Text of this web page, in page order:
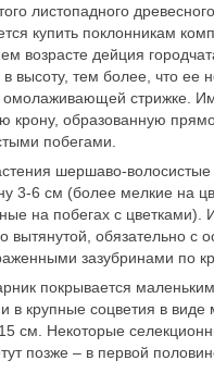
листопадного
купить поклонникам
возрасте дейция
высоту, тем более, что ее
омолаживающей стрижке.
крону, образованную
побегами.
шершаво-
3-6 см (более мелкие на
на побегах с цветками).
вытянутой, обязательно с
зазубринами по
покрывается
в крупные соцветия в виде
см. Некоторые
позже – в первой